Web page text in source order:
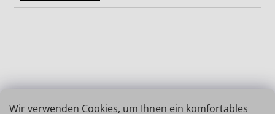
Wir verwenden Cookies, um Ihnen ein komfortables